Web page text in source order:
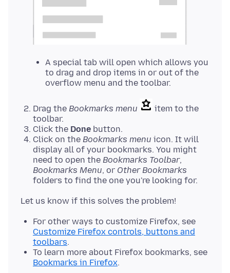
A special tab will open which allows you
to drag and drop items in or out of the
overflow menu and the toolbar.
Drag the Bookmarks menu
item to the
toolbar.
Click the Done button.
Click on the Bookmarks menu icon. It will
display all of your bookmarks. You might
need to open the Bookmarks Toolbar,
Bookmarks Menu, or Other Bookmarks
folders to find the one you're looking for.
For other ways to customize Firefox, see
Customize Firefox controls, buttons and
toolbars.
To learn more about Firefox bookmarks, see
Bookmarks in Firefox.